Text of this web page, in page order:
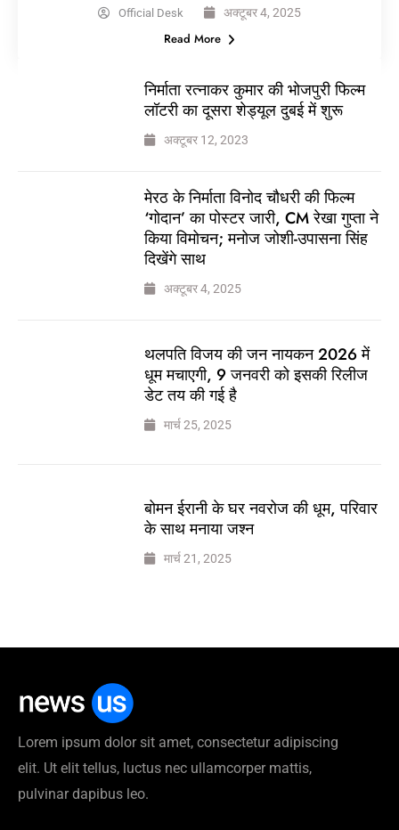
Official Desk अक्टूबर 4, 2025
Read More
निर्माता रत्नाकर कुमार की भोजपुरी फिल्म
लॉटरी का दूसरा शेड्यूल दुबई में शुरू
अक्टूबर 12, 2023
मेरठ के निर्माता विनोद चौधरी की फिल्म
‘गोदान’ का पोस्टर जारी, CM रेखा गुप्ता ने
किया विमोचन; मनोज जोशी-उपासना सिंह
दिखेंगे साथ
अक्टूबर 4, 2025
थलपति विजय की जन नायकन 2026 में
धूम मचाएगी, 9 जनवरी को इसकी रिलीज
डेट तय की गई है
मार्च 25, 2025
बोमन ईरानी के घर नवरोज की धूम, परिवार
के साथ मनाया जश्न
मार्च 21, 2025
Lorem ipsum dolor sit amet, consectetur adipiscing
elit. Ut elit tellus, luctus nec ullamcorper mattis,
pulvinar dapibus leo.